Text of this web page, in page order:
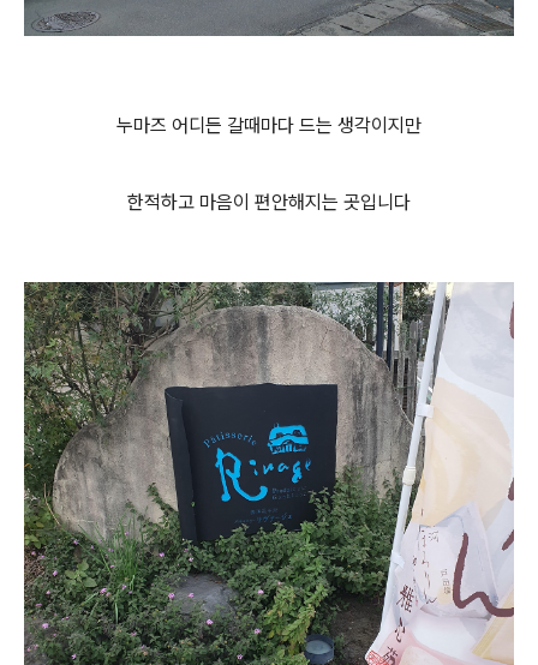
누마즈 어디든 갈때마다 드는 생각이지만
한적하고 마음이 편안해지는 곳입니다